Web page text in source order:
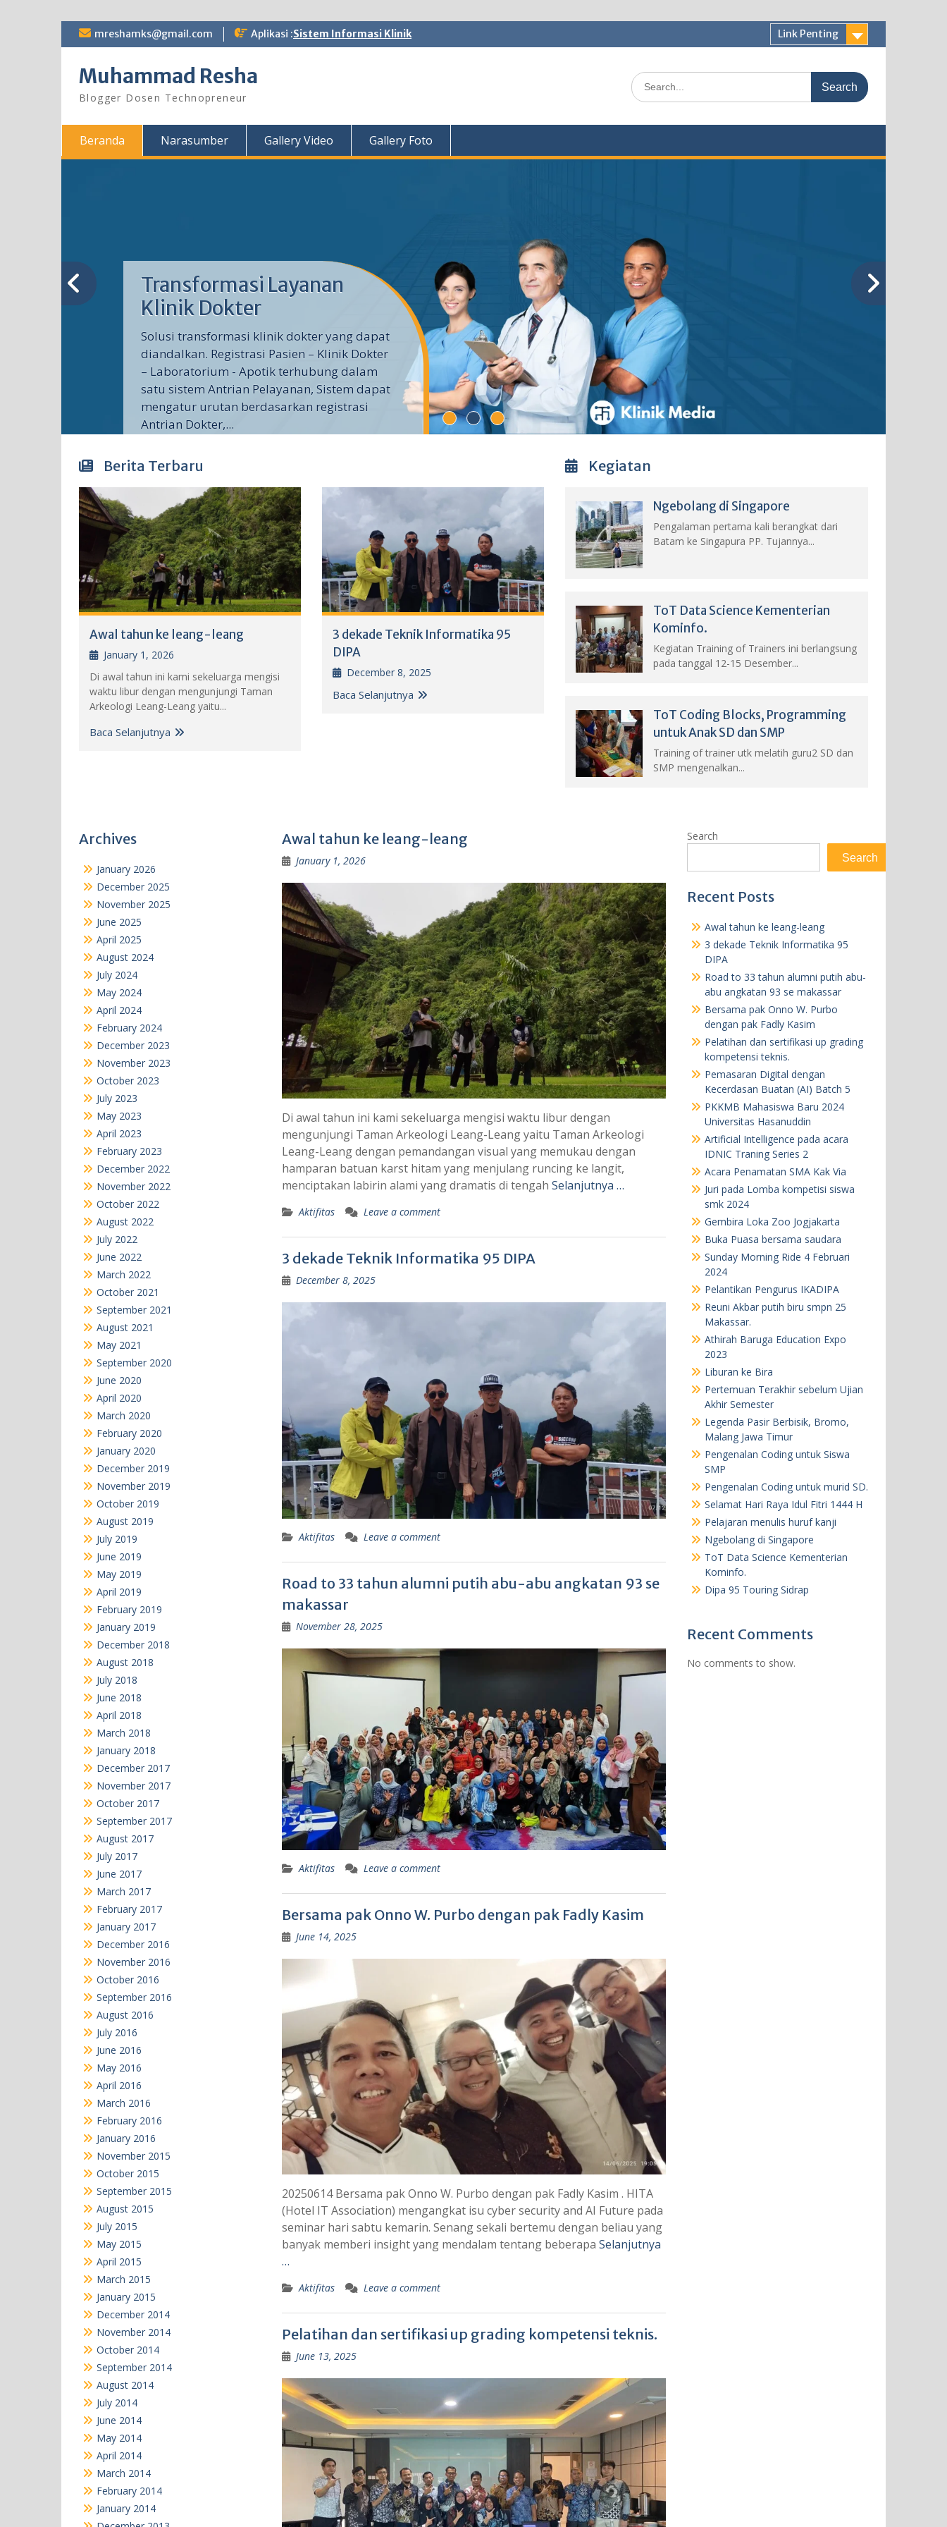
Skip mreshamks@gmail.com Aplikasi :Sistem Informasi Klinik Link Penting
Muhammad Resha
Blogger Dosen Technopreneur
Search
for:
Beranda Narasumber Gallery Video Gallery Foto
Transformasi Layanan
Klinik Dokter
Solusi transformasi klinik dokter yang dapat
diandalkan. Registrasi Pasien – Klinik Dokter
– Laboratorium - Apotik terhubung dalam
satu sistem Antrian Pelayanan, Sistem dapat
mengatur urutan berdasarkan registrasi
Antrian Dokter,...
Berita Terbaru
Awal tahun ke leang-leang
January 1, 2026
Di awal tahun ini kami sekeluarga mengisi
waktu libur dengan mengunjungi Taman
Arkeologi Leang-Leang yaitu...
Baca Selanjutnya
3 dekade Teknik Informatika 95
DIPA
December 8, 2025
Baca Selanjutnya
Kegiatan
Ngebolang di Singapore
Pengalaman pertama kali berangkat dari
Batam ke Singapura PP. Tujannya...
ToT Data Science Kementerian
Kominfo.
Kegiatan Training of Trainers ini berlangsung
pada tanggal 12-15 Desember...
ToT Coding Blocks, Programming
untuk Anak SD dan SMP
Training of trainer utk melatih guru2 SD dan
SMP mengenalkan...
Awal tahun ke leang-leang
January 1, 2026
Di awal tahun ini kami sekeluarga mengisi waktu libur dengan
mengunjungi Taman Arkeologi Leang-Leang yaitu Taman Arkeologi
Leang-Leang dengan pemandangan visual yang memukau dengan
hamparan batuan karst hitam yang menjulang runcing ke langit,
menciptakan labirin alami yang dramatis di tengah Selanjutnya …
Aktifitas Leave a comment
3 dekade Teknik Informatika 95 DIPA
December 8, 2025
Aktifitas Leave a comment
Road to 33 tahun alumni putih abu-abu angkatan 93 se
makassar
November 28, 2025
Aktifitas Leave a comment
Bersama pak Onno W. Purbo dengan pak Fadly Kasim
June 14, 2025
20250614 Bersama pak Onno W. Purbo dengan pak Fadly Kasim . HITA
(Hotel IT Association) mengangkat isu cyber security and AI Future pada
seminar hari sabtu kemarin. Senang sekali bertemu dengan beliau yang
banyak memberi insight yang mendalam tentang beberapa Selanjutnya
…
Aktifitas Leave a comment
Pelatihan dan sertifikasi up grading kompetensi teknis.
June 13, 2025
Search
Search
Recent Posts
Awal tahun ke leang-leang
3 dekade Teknik Informatika 95
DIPA
Road to 33 tahun alumni putih abu-
abu angkatan 93 se makassar
Bersama pak Onno W. Purbo
dengan pak Fadly Kasim
Pelatihan dan sertifikasi up grading
kompetensi teknis.
Pemasaran Digital dengan
Kecerdasan Buatan (AI) Batch 5
PKKMB Mahasiswa Baru 2024
Universitas Hasanuddin
Artificial Intelligence pada acara
IDNIC Traning Series 2
Acara Penamatan SMA Kak Via
Juri pada Lomba kompetisi siswa
smk 2024
Gembira Loka Zoo Jogjakarta
Buka Puasa bersama saudara
Sunday Morning Ride 4 Februari
2024
Pelantikan Pengurus IKADIPA
Reuni Akbar putih biru smpn 25
Makassar.
Athirah Baruga Education Expo
2023
Liburan ke Bira
Pertemuan Terakhir sebelum Ujian
Akhir Semester
Legenda Pasir Berbisik, Bromo,
Malang Jawa Timur
Pengenalan Coding untuk Siswa
SMP
Pengenalan Coding untuk murid SD.
Selamat Hari Raya Idul Fitri 1444 H
Pelajaran menulis huruf kanji
Ngebolang di Singapore
ToT Data Science Kementerian
Kominfo.
Dipa 95 Touring Sidrap
Recent Comments
No comments to show.
Archives
January 2026
December 2025
November 2025
June 2025
April 2025
August 2024
July 2024
May 2024
April 2024
February 2024
December 2023
November 2023
October 2023
July 2023
May 2023
April 2023
February 2023
December 2022
November 2022
October 2022
August 2022
July 2022
June 2022
March 2022
October 2021
September 2021
August 2021
May 2021
September 2020
June 2020
April 2020
March 2020
February 2020
January 2020
December 2019
November 2019
October 2019
August 2019
July 2019
June 2019
May 2019
April 2019
February 2019
January 2019
December 2018
August 2018
July 2018
June 2018
April 2018
March 2018
January 2018
December 2017
November 2017
October 2017
September 2017
August 2017
July 2017
June 2017
March 2017
February 2017
January 2017
December 2016
November 2016
October 2016
September 2016
August 2016
July 2016
June 2016
May 2016
April 2016
March 2016
February 2016
January 2016
November 2015
October 2015
September 2015
August 2015
July 2015
May 2015
April 2015
March 2015
January 2015
December 2014
November 2014
October 2014
September 2014
August 2014
July 2014
June 2014
May 2014
April 2014
March 2014
February 2014
January 2014